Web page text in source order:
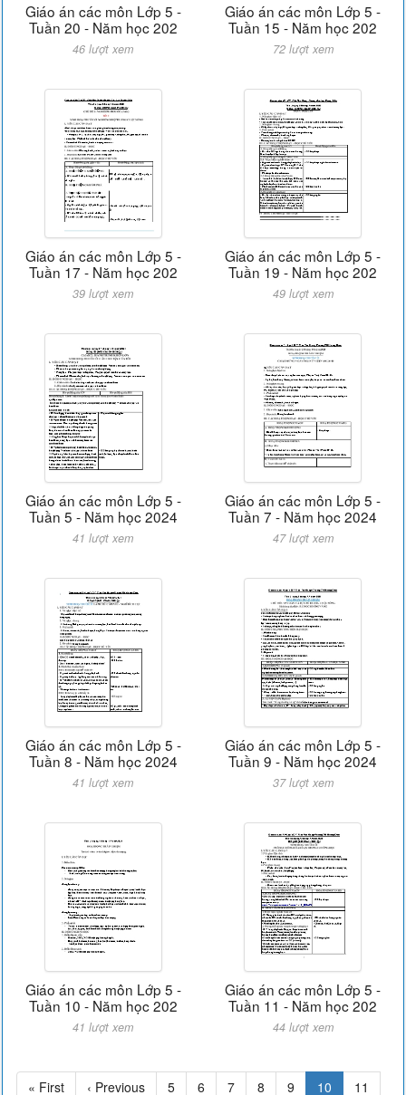
Giáo án các môn Lớp 5 -
Tuần 20 - Năm học 202
46 lượt xem
Giáo án các môn Lớp 5 -
Tuần 15 - Năm học 202
72 lượt xem
Giáo án các môn Lớp 5 -
Tuần 17 - Năm học 202
39 lượt xem
Giáo án các môn Lớp 5 -
Tuần 19 - Năm học 202
49 lượt xem
Giáo án các môn Lớp 5 -
Tuần 5 - Năm học 2024
41 lượt xem
Giáo án các môn Lớp 5 -
Tuần 7 - Năm học 2024
47 lượt xem
Giáo án các môn Lớp 5 -
Tuần 8 - Năm học 2024
41 lượt xem
Giáo án các môn Lớp 5 -
Tuần 9 - Năm học 2024
37 lượt xem
Giáo án các môn Lớp 5 -
Tuần 10 - Năm học 202
41 lượt xem
Giáo án các môn Lớp 5 -
Tuần 11 - Năm học 202
44 lượt xem
« First ‹ Previous 5 6 7 8 9 10 11